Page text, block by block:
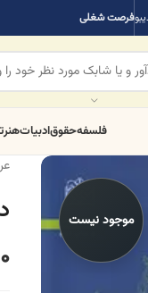
فرصت شغلی
فلسفهحقوقادبیاتهنر
موجود نیست